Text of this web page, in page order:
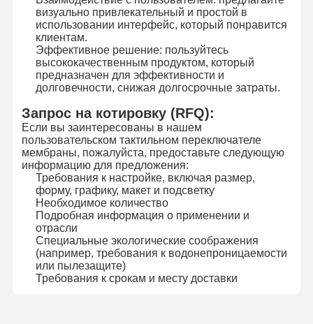
визуально привлекательный и простой в
использовании интерфейс, который понравится
клиентам.
Эффективное решение: пользуйтесь
высококачественным продуктом, который
предназначен для эффективности и
долговечности, снижая долгосрочные затраты.
Запрос на котировку (RFQ):
Если вы заинтересованы в нашем
пользовательском тактильном переключателе
мембраны, пожалуйста, предоставьте следующую
информацию для предложения:
Требования к настройке, включая размер,
форму, графику, макет и подсветку
Необходимое количество
Подробная информация о применении и
отрасли
Специальные экологические соображения
(например, требования к водонепроницаемости
или пылезащите)
Требования к срокам и месту доставки